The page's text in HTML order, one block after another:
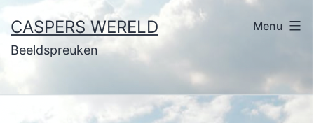
naar
de
CASPERS WERELD
Beeldspreuken
Menu